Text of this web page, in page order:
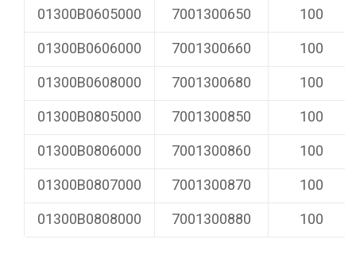
01300B0605000
7001300650
100
01300B0606000
7001300660
100
01300B0608000
7001300680
100
01300B0805000
7001300850
100
01300B0806000
7001300860
100
01300B0807000
7001300870
100
01300B0808000
7001300880 100